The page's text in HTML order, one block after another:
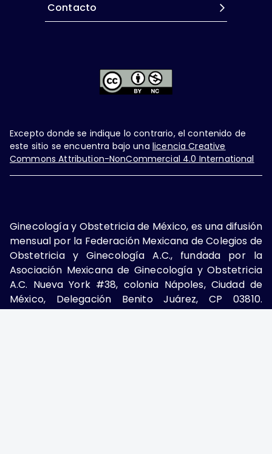
Contacto
Excepto donde se indique lo contrario, el contenido de
este sitio se encuentra bajo una licencia Creative
Commons Attribution-NonCommercial 4.0 International
Ginecología y Obstetricia de México, es una difusión
mensual por la Federación Mexicana de Colegios de
Obstetricia y Ginecología A.C., fundada por la
Asociación Mexicana de Ginecología y Obstetricia
A.C. Nueva York #38, colonia Nápoles, Ciudad de
México, Delegación Benito Juárez, CP 03810.
Teléfono: 5689-4320,